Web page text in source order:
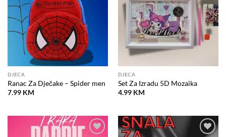
DJECA
Ranac Za Dječake – Spider men
7.99 KM
DJECA
Set Za Izradu 5D Mozaika
4.99 KM